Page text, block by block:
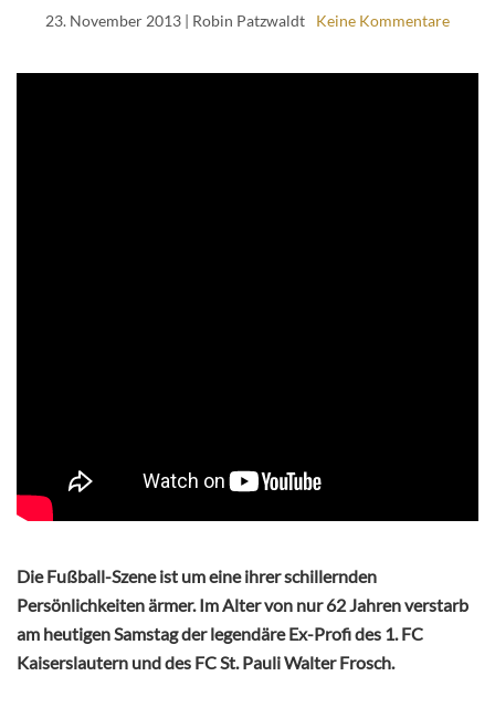
23. November 2013 | Robin Patzwaldt Keine Kommentare
Die Fußball-Szene ist um eine ihrer schillernden
Persönlichkeiten ärmer. Im Alter von nur 62 Jahren verstarb
am heutigen Samstag der legendäre Ex-Profi des 1. FC
Kaiserslautern und des FC St. Pauli Walter Frosch.